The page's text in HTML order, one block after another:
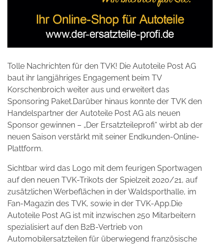
Tolle Nachrichten für den TVK! Die Autoteile Post AG
baut ihr langjähriges Engagement beim TV
Korschenbroich weiter aus und erweitert das
Sponsoring Paket.Darüber hinaus konnte der TVK den
Handelspartner der Autoteile Post AG als neuen
Sponsor gewinnen – „Der Ersatzteileprofi“ wirbt ab der
neuen Saison verstärkt mit seiner Endkunden-Online-
Plattform.
Sichtbar wird das Logo mit dem feurigen Sportwagen
auf den neuen TVK-Trikots der Spielzeit 2020/21, auf
zusätzlichen Werbeflächen in der Waldsporthalle, im
Fan-Magazin des TVK, sowie in der TVK-App.Die
Autoteile Post AG ist mit inzwischen 250 Mitarbeitern
spezialisiert auf den B2B-Vertrieb von
Automobilersatzteilen für überwiegend französische